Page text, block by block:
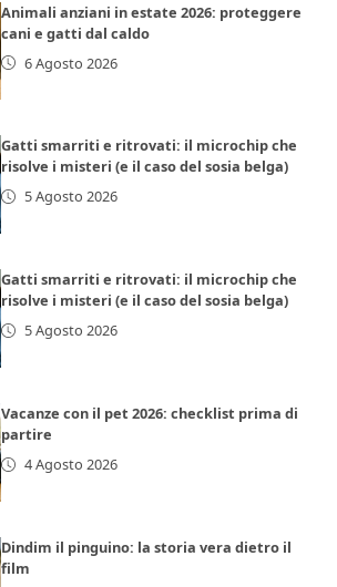
Animali anziani in estate 2026: proteggere
cani e gatti dal caldo
6 Agosto 2026
Gatti smarriti e ritrovati: il microchip che
risolve i misteri (e il caso del sosia belga)
5 Agosto 2026
Gatti smarriti e ritrovati: il microchip che
risolve i misteri (e il caso del sosia belga)
5 Agosto 2026
Vacanze con il pet 2026: checklist prima di
partire
4 Agosto 2026
Dindim il pinguino: la storia vera dietro il
film